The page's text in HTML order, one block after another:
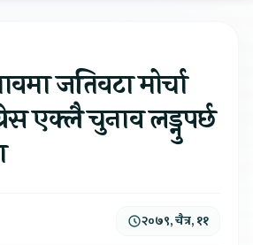
जतिवटा मोर्चा
एक्लै चुनाव लड्नुपर्छ
२०७९, चैत्र, ११